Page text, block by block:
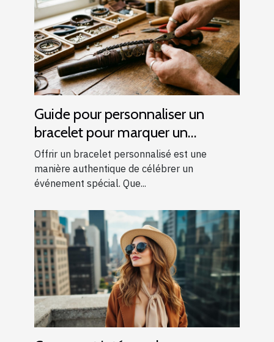
Guide pour personnaliser un
bracelet pour marquer un
événement spécial
Offrir un bracelet personnalisé est une
manière authentique de célébrer un
événement spécial. Que...